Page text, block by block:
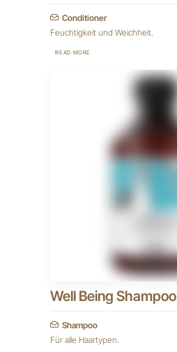
Conditioner
Feuchtigkeit und Weichheit.
READ MORE
Well Being Shampoo
Shampoo
Für alle Haartypen.